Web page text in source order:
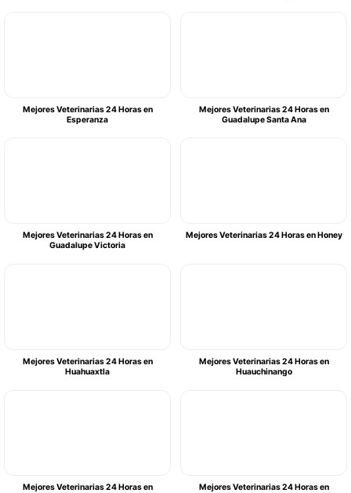
Mejores Veterinarias 24 Horas en
Esperanza
Mejores Veterinarias 24 Horas en
Guadalupe Santa Ana
Mejores Veterinarias 24 Horas en
Guadalupe Victoria
Mejores Veterinarias 24 Horas en Honey
Mejores Veterinarias 24 Horas en
Huahuaxtla
Mejores Veterinarias 24 Horas en
Huauchinango
Mejores Veterinarias 24 Horas en
Mejores Veterinarias 24 Horas en